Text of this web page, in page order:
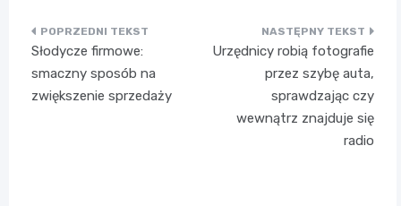
Nawigacja
wpisu
Słodycze firmowe:
smaczny sposób na
zwiększenie sprzedaży
Urzędnicy robią fotografie
przez szybę auta,
sprawdzając czy
wewnątrz znajduje się
radio